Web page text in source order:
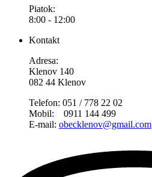
Piatok:
8:00 - 12:00
Kontakt
Adresa:
Klenov 140
082 44 Klenov
Telefon: 051 / 778 22 02
Mobil: 0911 144 499
E-mail: obecklenov@gmail.com